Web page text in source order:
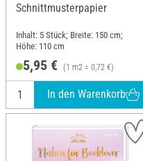
Schnittmusterpapier
Inhalt: 5 Stück; Breite: 150 cm;
Höhe: 110 cm
5,95 € (1 m2 = 0,72 €)
In den Warenkorb